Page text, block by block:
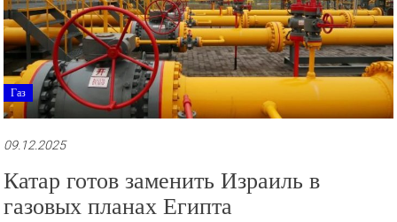
Газ
09.12.2025
Катар готов заменить Израиль в
газовых планах Египта